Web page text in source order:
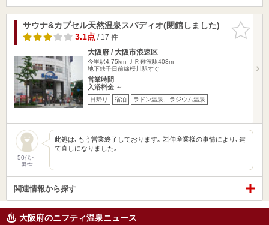
お気に入
りに追加
サウナ&カプセル天然温泉スパディオ(閉館しました)
3.1点/ 17 件
大阪府 / 大阪市浪速区
今里駅4.75km
ＪＲ難波駅408m
地下鉄千日前線桜川駅すぐ
営業時間
入浴料金 ～
日帰り 宿泊 ラドン温泉、ラジウム温泉
50代～
男性
此処は､もう営業終了しております｡ 岩伸産業様の事情により､建
て直しになりました｡
関連情報から探す
大阪府のニフティ温泉ニュース